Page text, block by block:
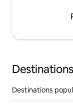
Destinations